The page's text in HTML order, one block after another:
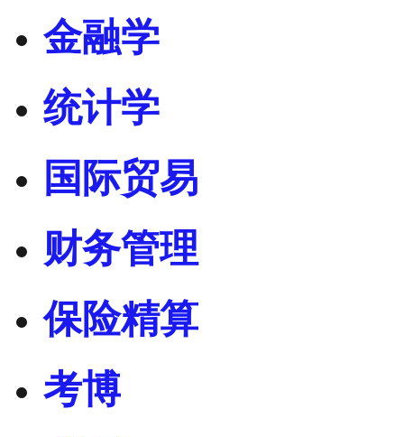
金融学
统计学
国际贸易
财务管理
保险精算
考博